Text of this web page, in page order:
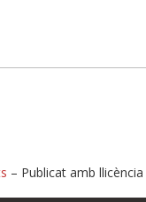
– Publicat amb llicència